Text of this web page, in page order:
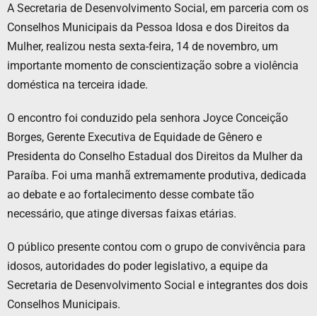
A Secretaria de Desenvolvimento Social, em parceria com os
Conselhos Municipais da Pessoa Idosa e dos Direitos da
Mulher, realizou nesta sexta-feira, 14 de novembro, um
importante momento de conscientização sobre a violência
doméstica na terceira idade.
O encontro foi conduzido pela senhora Joyce Conceição
Borges, Gerente Executiva de Equidade de Gênero e
Presidenta do Conselho Estadual dos Direitos da Mulher da
Paraíba. Foi uma manhã extremamente produtiva, dedicada
ao debate e ao fortalecimento desse combate tão
necessário, que atinge diversas faixas etárias.
O público presente contou com o grupo de convivência para
idosos, autoridades do poder legislativo, a equipe da
Secretaria de Desenvolvimento Social e integrantes dos dois
Conselhos Municipais.